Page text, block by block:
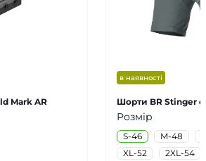
Mark AR
в наявності
Шорти BR Stinger
Розмір
S-46 M-48
XL-52
2XL-54